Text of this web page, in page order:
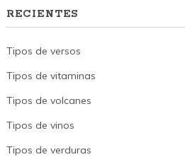
RECIENTES
Tipos de versos
Tipos de vitaminas
Tipos de volcanes
Tipos de vinos
Tipos de verduras